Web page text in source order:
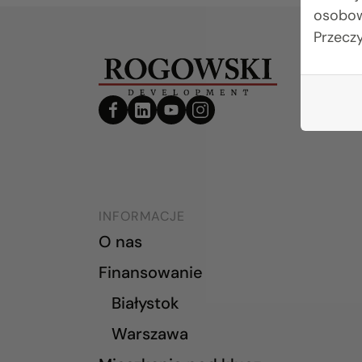
INFORMACJE
O nas
Finansowanie
Białystok
Warszawa